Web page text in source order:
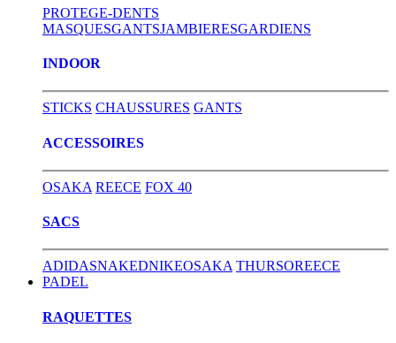
PROTEGE-DENTS
MASQUESGANTSJAMBIERESGARDIENS
INDOOR
STICKS CHAUSSURES GANTS
ACCESSOIRES
OSAKA REECE FOX 40
SACS
ADIDASNAKEDNIKEOSAKA THURSOREECE
PADEL
RAQUETTES